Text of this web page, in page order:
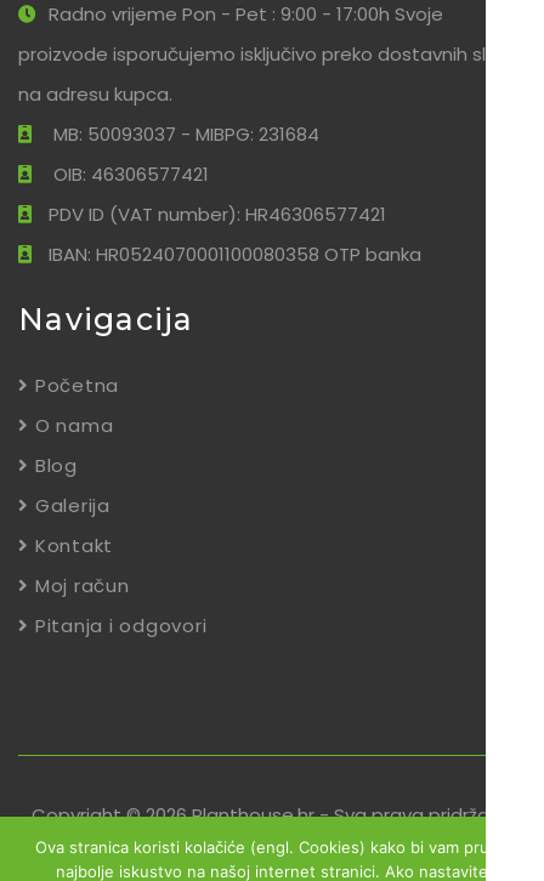
Radno vrijeme Pon - Pet : 9:00 - 17:00h Svoje
proizvode isporučujemo isključivo preko dostavnih službi
na adresu kupca.
MB: 50093037 - MIBPG: 231684
OIB: 46306577421
PDV ID (VAT number): HR46306577421
IBAN: HR0524070001100080358 OTP banka
Navigacija
Početna
O nama
Blog
Galerija
Kontakt
Moj račun
Pitanja i odgovori
Copyright © 2026 Planthouse.hr - Sva prava pridržana
Uvjeti poslovanja Reklamacije Zaštita podataka
Ova stranica koristi kolačiće (engl. Cookies) kako bi vam pružili
najbolje iskustvo na našoj internet stranici. Ako nastavite